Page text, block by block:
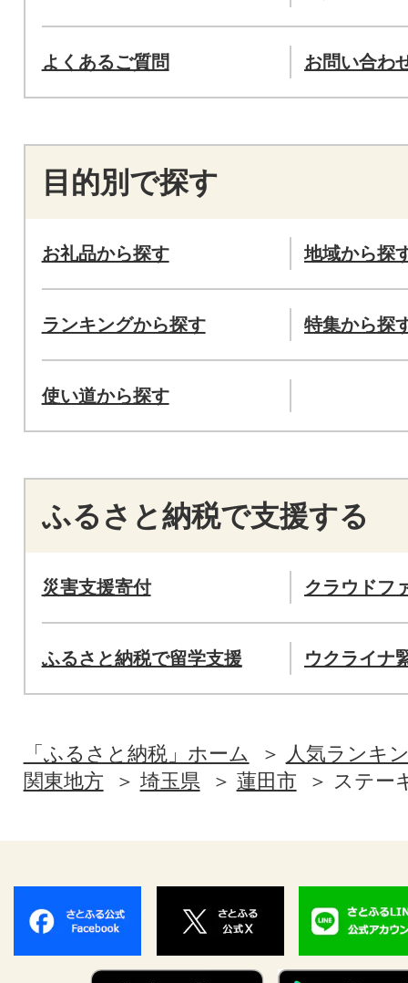
よくあるご質問 お問い合わ
目的別で探す
お礼品から探す 地域から探
ランキングから探す 特集から探
使い道から探す
ふるさと納税で支援する
災害支援寄付 クラウドフ
ふるさと納税で留学支援 ウクライナ
「ふるさと納税」ホーム
人気ランキ
関東地方
埼玉県 蓮田市 ステー